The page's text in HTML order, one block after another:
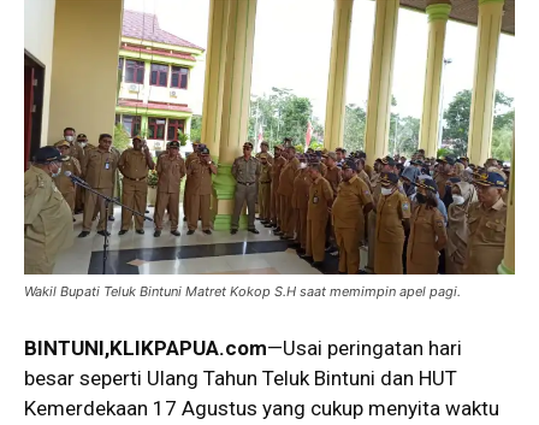
Wakil Bupati Teluk Bintuni Matret Kokop S.H saat memimpin apel pagi.
BINTUNI,KLIKPAPUA.com—Usai peringatan hari
besar seperti Ulang Tahun Teluk Bintuni dan HUT
Kemerdekaan 17 Agustus yang cukup menyita waktu